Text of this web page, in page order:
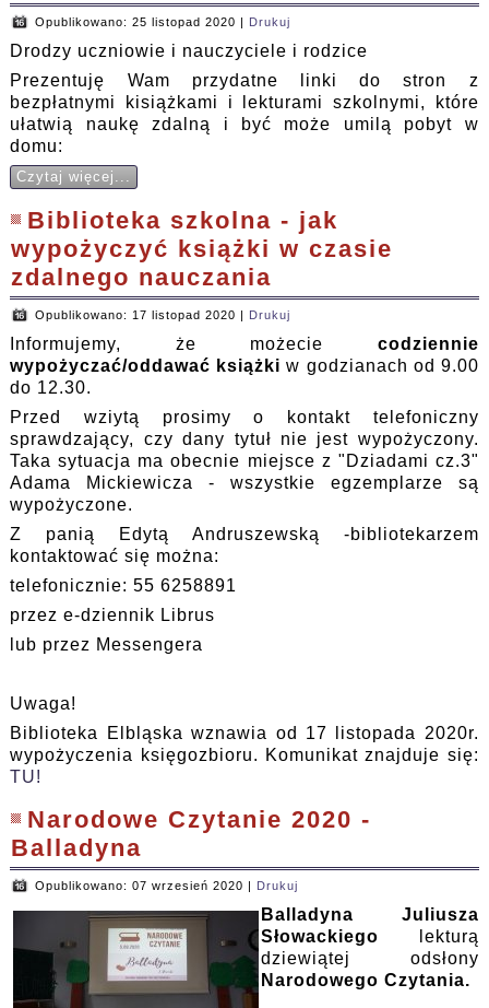
Opublikowano: 25 listopad 2020 | Drukuj
Drodzy uczniowie i nauczyciele i rodzice
Prezentuję Wam przydatne linki do stron z
bezpłatnymi kisiążkami i lekturami szkolnymi, które
ułatwią naukę zdalną i być może umilą pobyt w
domu:
Czytaj więcej...
Biblioteka szkolna - jak
wypożyczyć książki w czasie
zdalnego nauczania
Opublikowano: 17 listopad 2020 Drukuj
Informujemy, że możecie codziennie
wypożyczać/oddawać książki w godzianach od 9.00
do 12.30.
Przed wziytą prosimy o kontakt telefoniczny
sprawdzający, czy dany tytuł nie jest wypożyczony.
Taka sytuacja ma obecnie miejsce z "Dziadami cz.3"
Adama Mickiewicza - wszystkie egzemplarze są
wypożyczone.
Z panią Edytą Andruszewską -bibliotekarzem
kontaktować się można:
telefonicznie: 55 6258891
przez e-dziennik Librus
lub przez Messengera
Uwaga!
Biblioteka Elbląska wznawia od 17 listopada 2020r.
wypożyczenia księgozbioru. Komunikat znajduje się:
TU!
Narodowe Czytanie 2020 -
Balladyna
Opublikowano: 07 wrzesień 2020 Drukuj
Balladyna Juliusza
Słowackiego lekturą
dziewiątej odsłony
Narodowego Czytania.